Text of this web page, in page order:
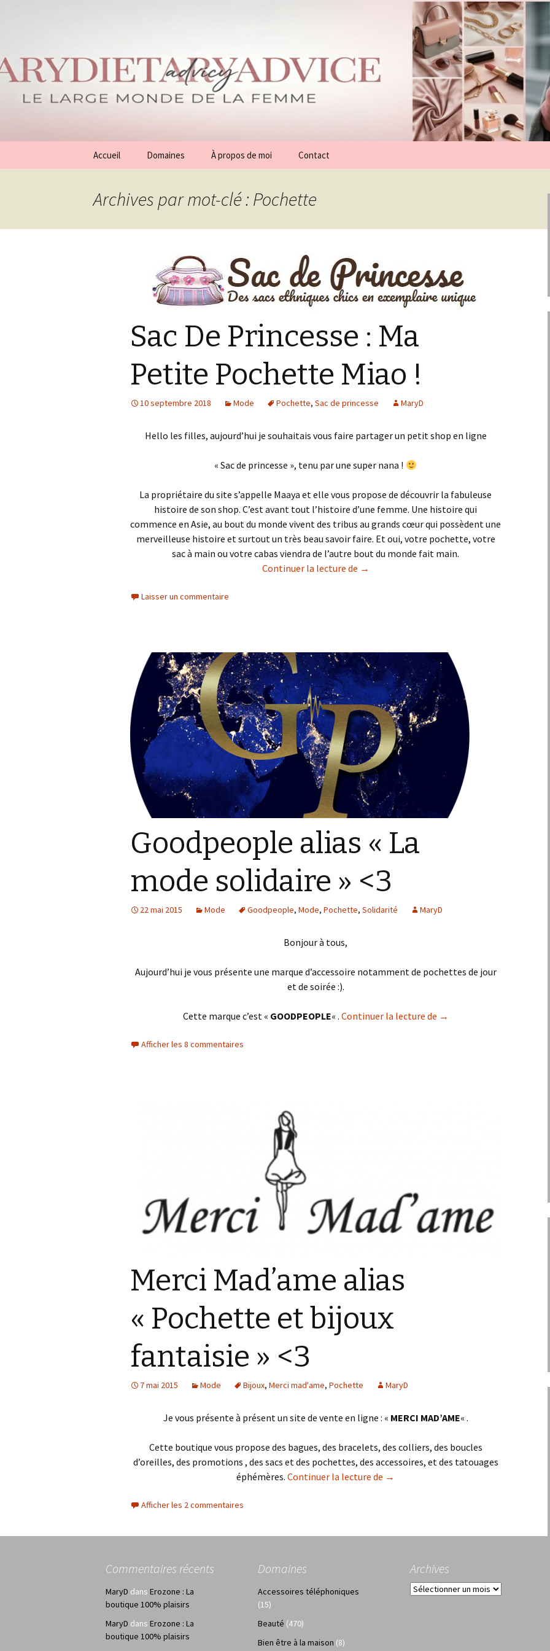
Accueil Domaines
Généralités
Mode
Accessoires
téléphoniques
Les petits délices
compagnons sur pattes
À propos de moi Contact
Archives par mot-clé : Pochette
Sac De Princesse : Ma
Petite Pochette Miao !
10 septembre 2018 Mode Pochette, Sac de princesse MaryD
Hello les filles, aujourd’hui je souhaitais vous faire partager un petit shop en ligne
« Sac de princesse », tenu par une super nana !
La propriétaire du site s’appelle Maaya et elle vous propose de découvrir la fabuleuse
histoire de son shop. C’est avant tout l’histoire d’une femme. Une histoire qui
commence en Asie, au bout du monde vivent des tribus au grands cœur qui possèdent une
merveilleuse histoire et surtout un très beau savoir faire. Et oui, votre pochette, votre
sac à main ou votre cabas viendra de l’autre bout du monde fait main.
Continuer la lecture de Sac De Princesse : Ma Petite Pochette Miao !
→
Laisser un commentaire
Goodpeople alias « La
mode solidaire » <3
22 mai 2015 Mode Goodpeople, Mode, Pochette, Solidarité MaryD
Bonjour à tous,
Aujourd’hui je vous présente une marque d’accessoire notamment de pochettes de jour
et de soirée :).
Cette marque c’est « GOODPEOPLE« . Continuer la lecture de Goodpeople alias « La
→
Afficher les 8 commentaires
Merci Mad’ame alias
« Pochette et bijoux
fantaisie » <3
7 mai 2015 Mode Bijoux, Merci mad'ame, Pochette MaryD
Je vous présente à présent un site de vente en ligne : « MERCI MAD’AME« .
Cette boutique vous propose des bagues, des bracelets, des colliers, des boucles
d’oreilles, des promotions , des sacs et des pochettes, des accessoires, et des tatouages
éphémères. Continuer la lecture de Merci Mad’ame alias « Pochette et
→
Afficher les 2 commentaires
Commentaires récents
MaryD dans Erozone : La
boutique 100% plaisirs
MaryD dans Erozone : La
boutique 100% plaisirs
Domaines
Accessoires téléphoniques
(15)
Beauté (470)
Bien être à la maison (8)
Archives
Archives